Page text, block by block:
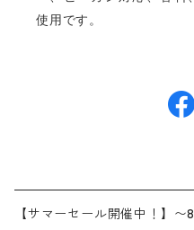
使用です。
【サマーセール開催中！】